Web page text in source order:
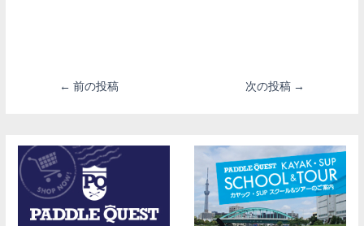
ビ
ゲ
ー
シ
← 前の投稿 次の投稿 →